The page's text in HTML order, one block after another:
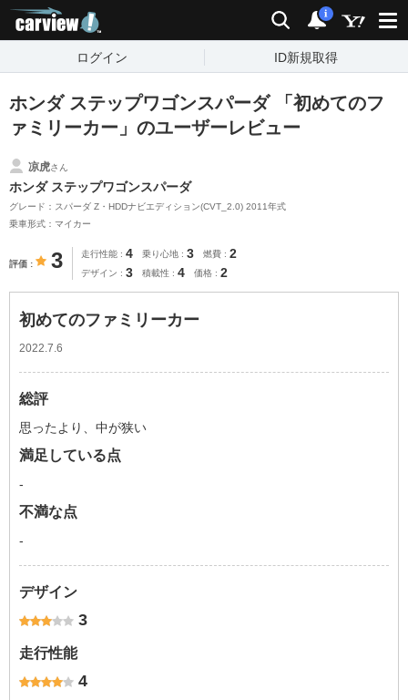
検索 通知
i
ログイン ID新規取得
ホンダ ステップワゴンスパーダ 「初めてのフ
ァミリーカー」のユーザーレビュー
凉虎さん
ホンダ ステップワゴンスパーダ
グレード：スパーダ Z・HDDナビエディション(CVT_2.0) 2011年式
乗車形式：マイカー
評価 3 走行性能 4 乗り心地 3 燃費 2
デザイン 3 積載性 4 価格 2
初めてのファミリーカー
2022.7.6
総評
思ったより、中が狭い
満足している点
-
不満な点
-
デザイン
3
走行性能
4